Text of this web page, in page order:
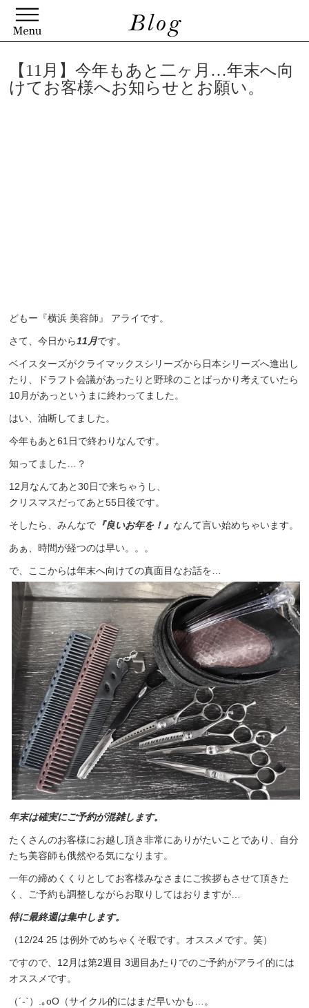
【11月】今年もあと二ヶ月…年末へ向
けてお客様へお知らせとお願い。
どもー『横浜 美容師』 アライです。
さて、今日から11月です。
ベイスターズがクライマックスシリーズから日本シリーズへ進出し
たり、ドラフト会議があったりと野球のことばっかり考えていたら
10月があっというまに終わってました。
はい、油断してました。
今年もあと61日で終わりなんです。
知ってました…？
12月なんてあと30日で来ちゃうし、
クリスマスだってあと55日後です。
そしたら、みんなで 『良いお年を！』 なんて言い始めちゃいます。
あぁ、時間が経つのは早い。。。
で、ここからは年末へ向けての真面目なお話を…
年末は確実にご予約が混雑します。
たくさんのお客様にお越し頂き非常にありがたいことであり、自分
たち美容師も俄然やる気になります。
一年の締めくくりとしてお客様みなさまにご挨拶もさせて頂きた
く、ご予約も調整しながらお取りしてはおりますが…
特に最終週は集中します。
（12/24 25 は例外でめちゃくそ暇です。オススメです。笑）
ですので、12月は第2週目 3週目あたりでのご予約がアライ的には
オススメです。
（´-`）.｡oO（サイクル的にはまだ早いかも…。